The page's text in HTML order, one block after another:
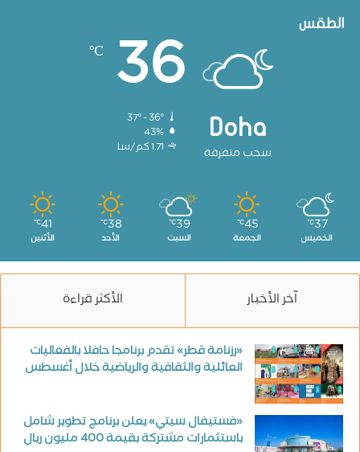
الطقس
Doha
سحب متفرقة
36
℃
43%
1.71 كم/سا
37
℃
الخميس
45
℃
الجمعة
39
℃
السبت
38
℃
الأحد
41
℃
الأثنين
آخر الأخبار الأكثر قراءة
«رزنامة قطر» تقدم برنامجا حافلا بالفعاليات
العائلية والثقافية والرياضية خلال أغسطس
«فستيفال سيتي» يعلن برنامج تطوير شامل
باستثمارات مشتركة بقيمة 400 مليون ريال